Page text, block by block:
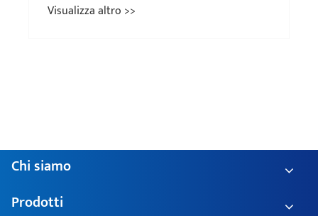
(ESR)?
Visualizza altro >>
Chi siamo
Prodotti